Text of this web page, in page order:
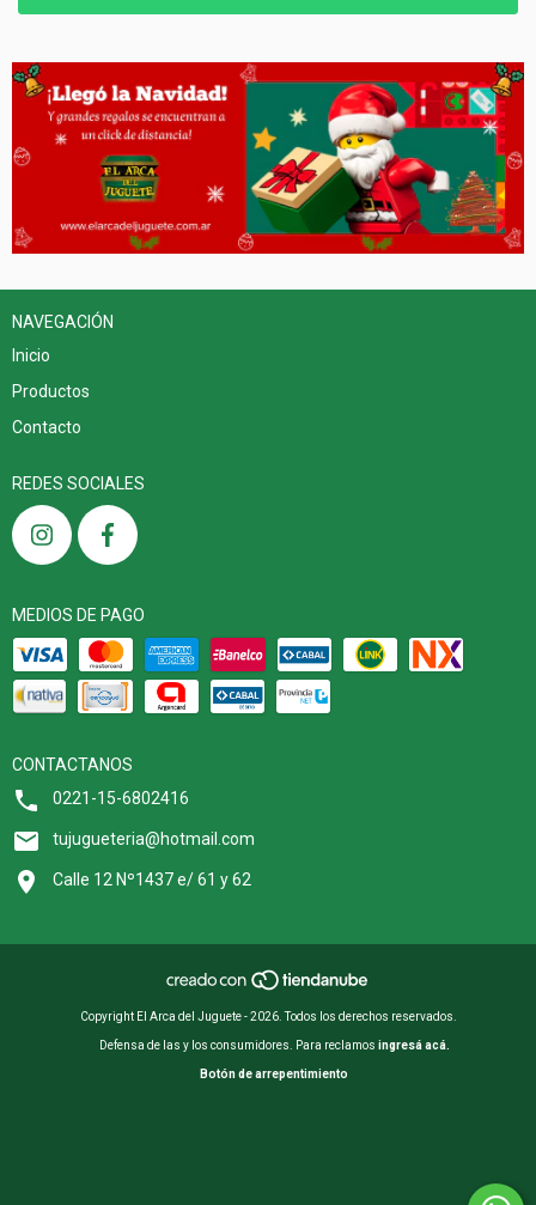
NAVEGACIÓN
Inicio
Productos
Contacto
REDES SOCIALES
MEDIOS DE PAGO
CONTACTANOS
0221-15-6802416
tujugueteria@hotmail.com
Calle 12 Nº1437 e/ 61 y 62
Copyright El Arca del Juguete - 2026. Todos los derechos reservados.
Defensa de las y los consumidores. Para reclamos ingresá acá.
Botón de arrepentimiento